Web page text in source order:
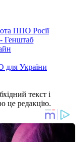
ППО Росії
Генштаб
для України
текст і
це редакцію.